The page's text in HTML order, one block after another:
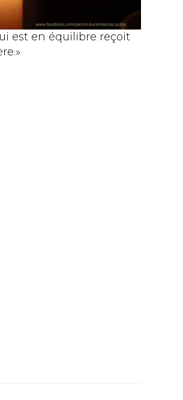
est en équilibre reçoit